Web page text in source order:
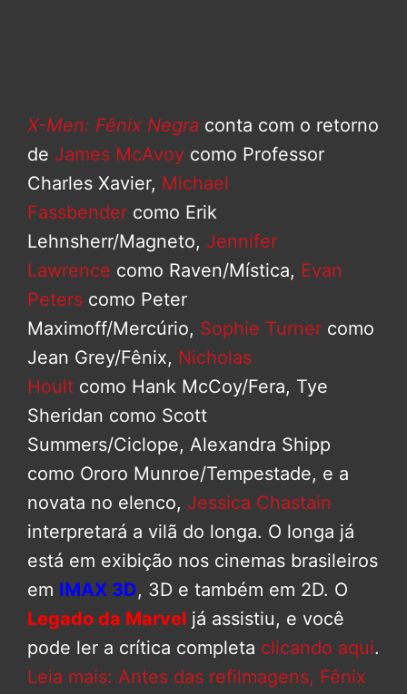
X-Men: Fênix Negra conta com o retorno
de James McAvoy como Professor
Charles Xavier, Michael
Fassbender como Erik
Lehnsherr/Magneto, Jennifer
Lawrence como Raven/Mística, Evan
Peters como Peter
Maximoff/Mercúrio, Sophie Turner como
Jean Grey/Fênix, Nicholas
Hoult como Hank McCoy/Fera, Tye
Sheridan como Scott
Summers/Ciclope, Alexandra Shipp
como Ororo Munroe/Tempestade, e a
novata no elenco, Jessica Chastain
interpretará a vilã do longa. O longa já
está em exibição nos cinemas brasileiros
em IMAX 3D, 3D e também em 2D. O
Legado da Marvel já assistiu, e você
pode ler a crítica completa clicando aqui.
Leia mais: Antes das refilmagens, Fênix